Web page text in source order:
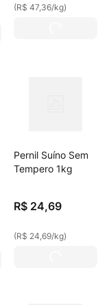
(R$ 47,36/kg)
Pernil Suíno Sem
Tempero 1kg
R$ 24,69
(R$ 24,69/kg)